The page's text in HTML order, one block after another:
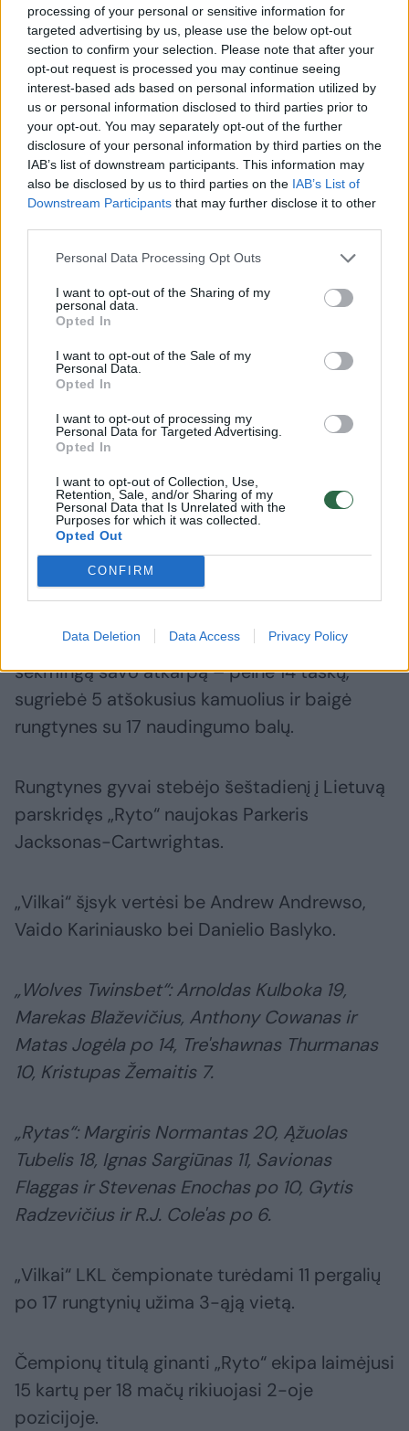
processing of your personal or sensitive information for
targeted advertising by us, please use the below opt-out
section to confirm your selection. Please note that after your
opt-out request is processed you may continue seeing
interest-based ads based on personal information utilized by
us or personal information disclosed to third parties prior to
your opt-out. You may separately opt-out of the further
disclosure of your personal information by third parties on the
IAB’s list of downstream participants. This information may
also be disclosed by us to third parties on the IAB’s List of
Downstream Participants that may further disclose it to other
Personal Data Processing Opt Outs
I want to opt-out of the Sharing of my
personal data.
Opted In
I want to opt-out of the Sale of my
Personal Data.
Opted In
I want to opt-out of processing my
Personal Data for Targeted Advertising.
Opted In
I want to opt-out of Collection, Use,
Retention, Sale, and/or Sharing of my
Personal Data that Is Unrelated with the
Purposes for which it was collected.
Opted Out
CONFIRM
Data Deletion Data Access Privacy Policy
komandas teskyrė 2 taškai (84:86), tačiau liko
vos 10 sekundžių. Po „Ryto“ pasitarimo
baudų mesti stojo R.J. Cole'as, jo ranka
nesudrebėjo (88:84) ir pergalė juodai baltai
raudoniems nebeišsprūdo iš rankų.
Mūšyje dėl Vilniaus „Rytą“ į pergalę vedė
būtent iš šio miesto kilę žaidėjai – M.
Normantas ir Ą. Tubelis. Gynėjas pelnė 20
taškų (4/4 dvit., 3/5 trit., 3/4 baud.), pridėjo
po 4 atkovotus kamuolius ir rezultatyvius
balus. Puolėjo sąskaitoje – 18 taškų (3/5 dvit.,
4/7 trit.), 4 atkovoti kamuoliai ir 16
naudingumo balų.
Pralaimėjusių gretose naudingiausias buvo A.
Cowanas – amerikietis pelnė 14 taškų,
išdalino 8 rezultatyvius perdavimus ir surinko
22 naudingumo balus. Svarbūs buvo ir A.
Kulboka bei M. Blaževičius. Pirmasis su 19
surinko 18 naudingumo balų, o antrasis tęsia
sėkmingą savo atkarpą – pelnė 14 taškų,
sugriebė 5 atšokusius kamuolius ir baigė
rungtynes su 17 naudingumo balų.
Rungtynes gyvai stebėjo šeštadienį į Lietuvą
parskridęs „Ryto“ naujokas Parkeris
Jacksonas-Cartwrightas.
„Vilkai“ šįsyk vertėsi be Andrew Andrewso,
Vaido Kariniausko bei Danielio Baslyko.
„Wolves Twinsbet“: Arnoldas Kulboka 19,
Marekas Blaževičius, Anthony Cowanas ir
Matas Jogėla po 14, Tre'shawnas Thurmanas
10, Kristupas Žemaitis 7.
„Rytas“: Margiris Normantas 20, Ąžuolas
Tubelis 18, Ignas Sargiūnas 11, Savionas
Flaggas ir Stevenas Enochas po 10, Gytis
Radzevičius ir R.J. Cole'as po 6.
„Vilkai“ LKL čempionate turėdami 11 pergalių
po 17 rungtynių užima 3-ąją vietą.
Čempionų titulą ginanti „Ryto“ ekipa laimėjusi
15 kartų per 18 mačų rikiuojasi 2-oje
pozicijoje.